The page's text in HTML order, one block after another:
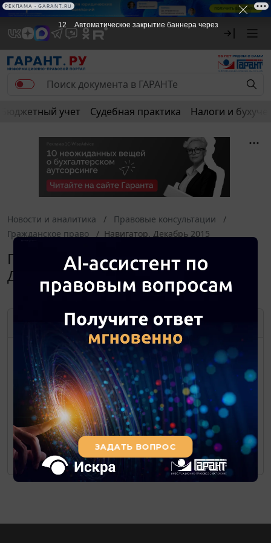
РЕКЛАМА
Бюджетный учет Судебная практика Налоги и
Новости и аналитика
Правовые консультации
Гражданское право
Навигатор. Декабрь 2015
Гражданское право. Навигатор.
Декабрь 2015
ДЕКАБРЬ
2015
СР ЧТ ПТ
1
2 3 5
6
7
8 9 10 11
14
15 16 17 18 19
21
22 23 24 25 26
27
28
29 30 31*
12 Автоматическое закрытие баннера через
РЕКЛАМА • GARANT.RU